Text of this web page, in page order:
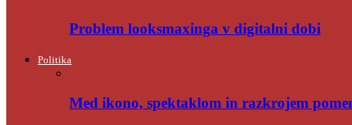
Problem looksmaxinga v digitalni dobi
Politika
Med ikono, spektaklom in razkrojem